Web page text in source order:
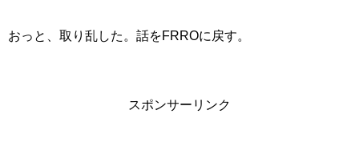
おっと、取り乱した。話をFRROに戻す。
スポンサーリンク